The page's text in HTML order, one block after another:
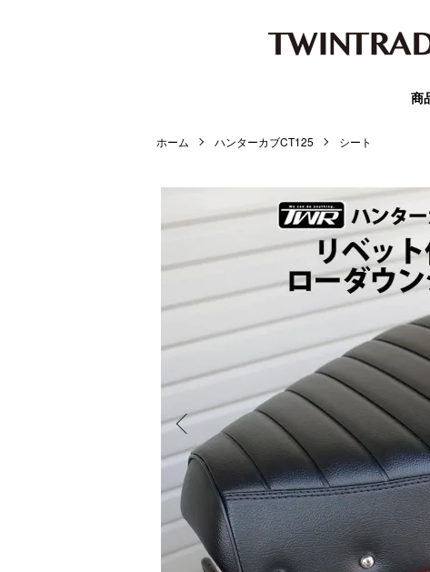
商
ホーム ハンターカブCT125 シート